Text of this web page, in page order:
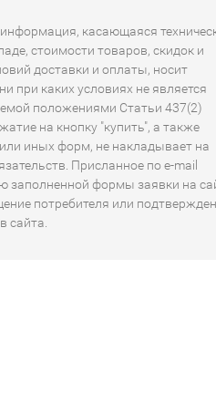
касающаяся
стоимости товаров, скидок и
доставки и оплаты, носит
при каких условиях не является
положениями Статьи 437(2)
на кнопку "купить", а также
иных форм, не накладывает на
Присланное по e-mail
заполненной формы заявки на
потребителя или
сайта.